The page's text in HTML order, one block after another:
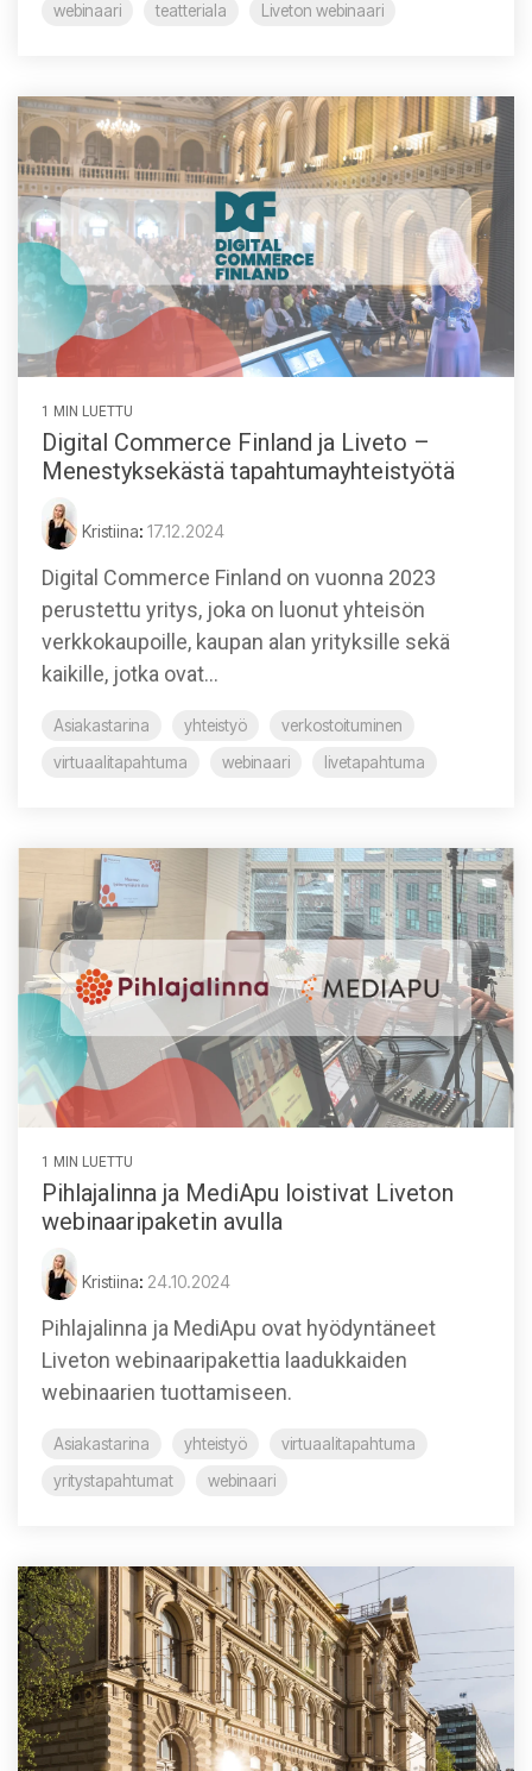
webinaari teatteriala Liveton webinaari
1 MIN LUETTU
Digital Commerce Finland ja Liveto –
Menestyksekästä tapahtumayhteistyötä
Kristiina: 17.12.2024
Digital Commerce Finland on vuonna 2023
perustettu yritys, joka on luonut yhteisön
verkkokaupoille, kaupan alan yrityksille sekä
kaikille, jotka ovat...
Asiakastarina yhteistyö
verkostoituminen
virtuaalitapahtuma
webinaari livetapahtuma
1 MIN LUETTU
Pihlajalinna ja MediApu loistivat Liveton
webinaaripaketin avulla
Kristiina: 24.10.2024
Pihlajalinna ja MediApu ovat hyödyntäneet
Liveton webinaaripakettia laadukkaiden
webinaarien tuottamiseen.
Asiakastarina yhteistyö
virtuaalitapahtuma
yritystapahtumat
webinaari